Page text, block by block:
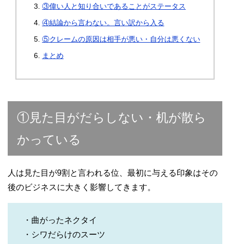
③偉い人と知り合いであることがステータス
④結論から言わない。言い訳から入る
⑤クレームの原因は相手が悪い・自分は悪くない
まとめ
①見た目がだらしない・机が散ら
かっている
人は見た目が9割と言われる位、最初に与える印象はその
後のビジネスに大きく影響してきます。
・曲がったネクタイ
・シワだらけのスーツ